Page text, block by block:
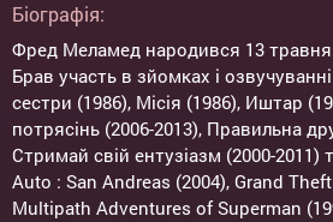
Біографія:
Фред Меламед народився 13 травня
Брав участь в зйомках і озвучуванні
сестри (1986), Місія (1986), Иштар
потрясінь (2006-2013), Правильна
Стримай свій ентузіазм (2000-2011)
Auto : San Andreas (2004), Grand
Multipath Adventures of Superman